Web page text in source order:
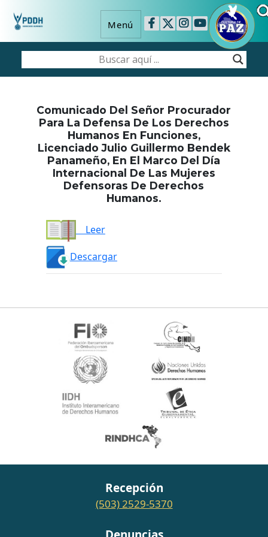
Menú
Comunicado Del Señor Procurador
Para La Defensa De Los Derechos
Humanos En Funciones,
Licenciado Julio Guillermo Bendek
Panameño, En El Marco Del Día
Internacional De Las Mujeres
Defensoras De Derechos
Humanos.
Leer
Descargar
Recepción
(503) 2529-5370